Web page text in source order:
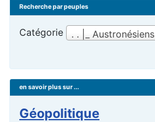
Recherche par peuples
Catégorie . . |_ Austronésiens
en savoir plus sur ...
Géopolitique